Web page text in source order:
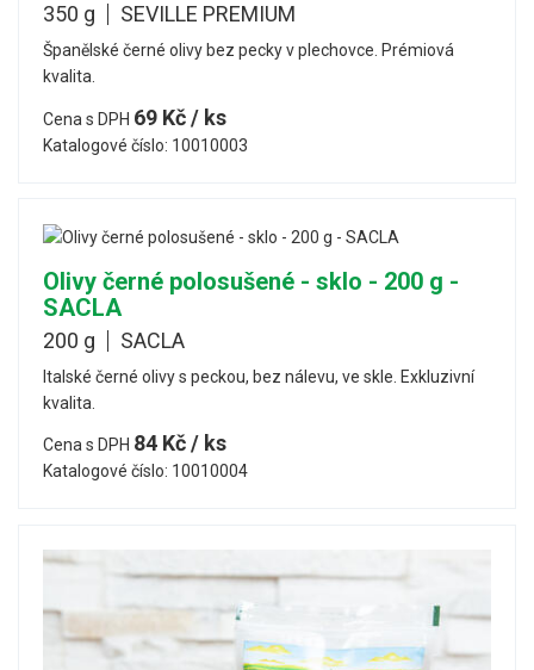
350 g SEVILLE PREMIUM
Španělské černé olivy bez pecky v plechovce. Prémiová
kvalita.
Cena s DPH 69 Kč / ks
Katalogové číslo: 10010003
Olivy černé polosušené - sklo - 200 g -
SACLA
200 g SACLA
Italské černé olivy s peckou, bez nálevu, ve skle. Exkluzivní
kvalita.
Cena s DPH 84 Kč / ks
Katalogové číslo: 10010004